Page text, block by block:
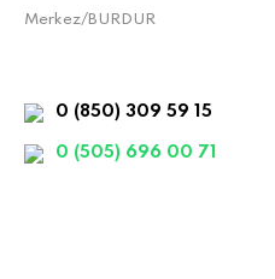
Merkez/BURDUR
0 (850) 309 59 15
0 (505) 696 00 71